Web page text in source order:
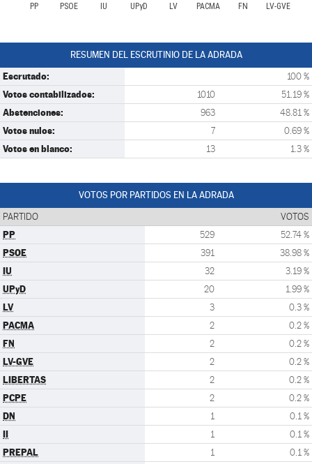
PP PSOE IU UPyD LV PACMA FN LV-GVE
RESUMEN DEL ESCRUTINIO DE LA ADRADA
Escrutado: 100 %
Votos contabilizados: 1010 51.19 %
Abstenciones: 963 48.81 %
Votos nulos: 7 0.69 %
Votos en blanco: 13 1.3 %
VOTOS POR PARTIDOS EN LA ADRADA
PARTIDO VOTOS
PP 529 52.74 %
PSOE 391 38.98 %
IU 32 3.19 %
UPyD 20 1.99 %
LV 3 0.3 %
PACMA 2 0.2 %
FN 2 0.2 %
LV-GVE 2 0.2 %
LIBERTAS 2 0.2 %
PCPE 2 0.2 %
DN 1 0.1 %
II 1 0.1 %
PREPAL 1 0.1 %